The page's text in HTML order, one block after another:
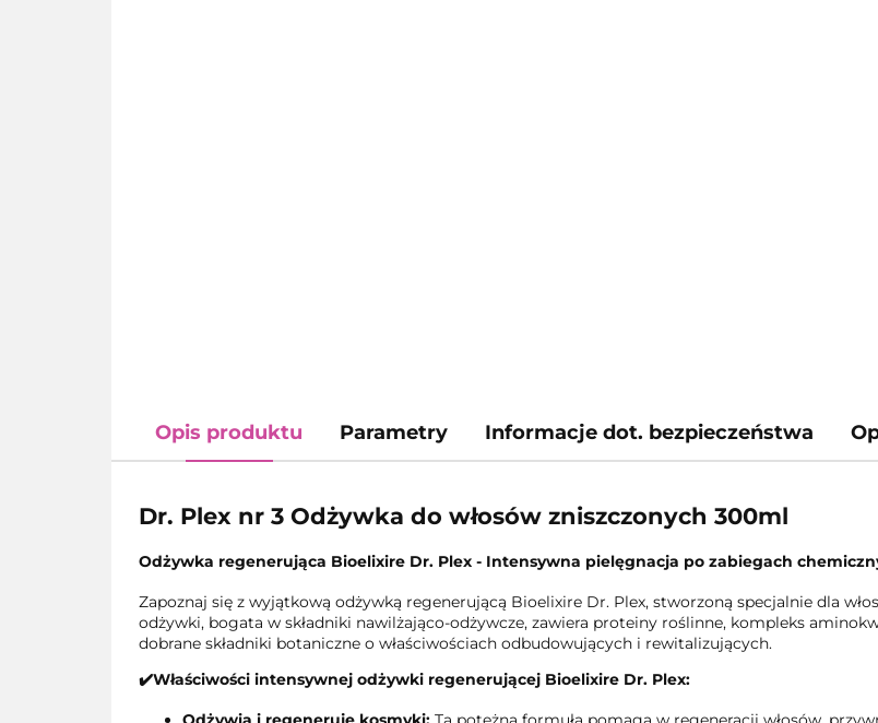
Opis produktu Parametry Informacje dot. bezpieczeństwa
Dr. Plex nr 3 Odżywka do włosów zniszczonych 300ml
Odżywka regenerująca Bioelixire Dr. Plex - Intensywna pielęgnacja po zabiegach
Zapoznaj się z wyjątkową odżywką regenerującą Bioelixire Dr. Plex, stworzoną specjalnie dla
odżywki, bogata w składniki nawilżająco-odżywcze, zawiera proteiny roślinne, kompleks
dobrane składniki botaniczne o właściwościach odbudowujących i rewitalizujących.
✔️Właściwości intensywnej odżywki regenerującej Bioelixire Dr. Plex: